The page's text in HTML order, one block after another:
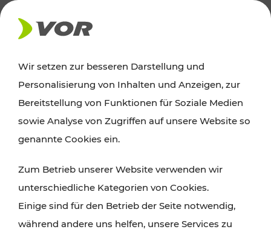
AKTUELLES
Ausflugstipps
Wien, Niederösterreich und das Burgenland
Wanderungen, Kultur und Gastronomie,
Radtouren oder purer Naturgenuss – viele
Attraktionen sind mit den Ticket- und Fahrplan-
Angeboten des VOR gut und schnell erreichbar.
Wir setzen zur besseren Darstellung und
Personalisierung von Inhalten und Anzeigen, zur
Bereitstellung von Funktionen für Soziale Medien
sowie Analyse von Zugriffen auf unsere Website so
genannte Cookies ein.
Zum Betrieb unserer Website verwenden wir
unterschiedliche Kategorien von Cookies.
Einige sind für den Betrieb der Seite notwendig,
während andere uns helfen, unsere Services zu